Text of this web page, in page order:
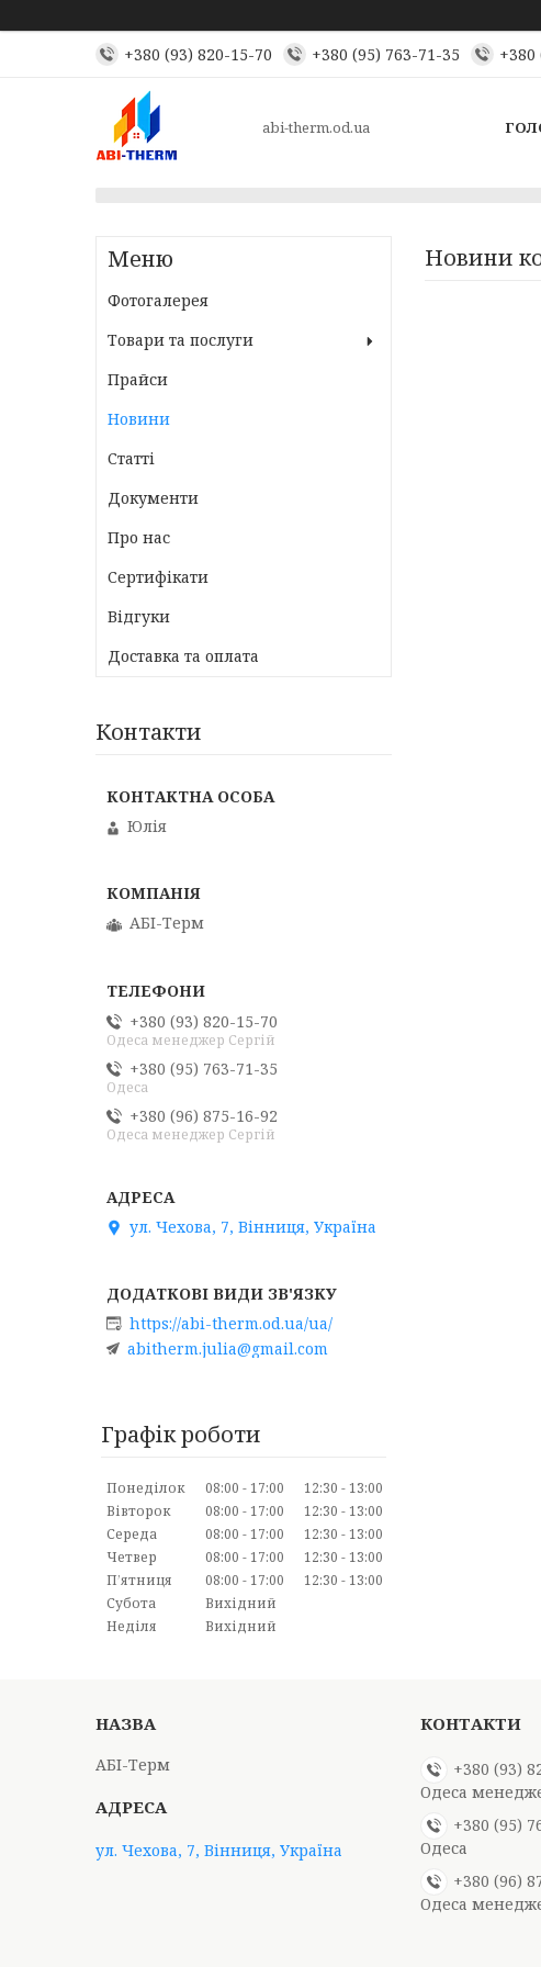
+380 (93) 820-15-70 +380 (95) 763-71-35 +380
abi-therm.od.ua
Новини
Фотогалерея
Товари та послуги
Прайси
Новини
Статті
Документи
Про нас
Сертифікати
Відгуки
Доставка та оплата
Контакти
Юлія
АБІ-Терм
+380 (93) 820-15-70
Одеса менеджер Сергій
+380 (95) 763-71-35
Одеса
+380 (96) 875-16-92
Одеса менеджер Сергій
ул. Чехова, 7, Вінниця, Україна
https://abi-therm.od.ua/ua/
abitherm.julia@gmail.com
Графік роботи
Понеділок 08:00 17:00 12:30
13:00
Вівторок
08:00 17:00 12:30
13:00
Середа
08:00 17:00 12:30
13:00
Четвер
08:00 17:00 12:30
13:00
Пʼятниця
08:00 17:00 12:30
13:00
Субота
Вихідний
Неділя
Вихідний
АБІ-Терм
ул. Чехова, 7, Вінниця, Україна
+380 (93)
Одеса
+380 (95)
Одеса
+380 (96)
Одеса